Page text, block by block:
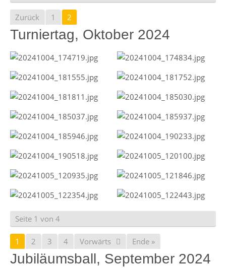
Zurück 1 2
Turniertag, Oktober 2024
Seite 1 von 4
1 2 3 4 Vorwärts Ende »
Jubiläumsball, September 2024